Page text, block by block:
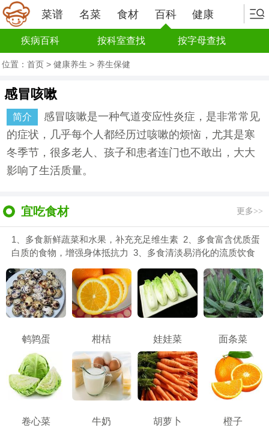
菜谱 名菜 食材 百科 健康
疾病百科 按科室查找 按字母查找
位置： 首页 > 健康养生 > 养生保健
感冒咳嗽
简介
感冒咳嗽是一种气道变应性炎症，是非常常见
的症状，几乎每个人都经历过咳嗽的烦恼，尤其是寒
冬季节，很多老人、孩子和患者连门也不敢出，大大
影响了生活质量。
宜吃食材 更多>>
1、多食新鲜蔬菜和水果，补充充足维生素 2、多食富含优质蛋
白质的食物，增强身体抵抗力 3、多食清淡易消化的流质饮食
鹌鹑蛋 柑桔 娃娃菜 面条菜
卷心菜 牛奶 胡萝卜 橙子